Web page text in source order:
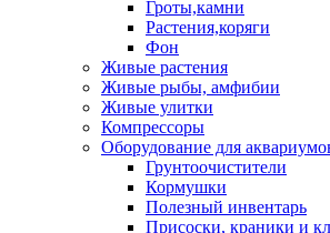
Гроты,камни
Растения,коряги
Фон
Живые растения
Живые рыбы, амфибии
Живые улитки
Компрессоры
Оборудование для
Грунтоочистители
Кормушки
Полезный инвентарь
Присоски, краники и